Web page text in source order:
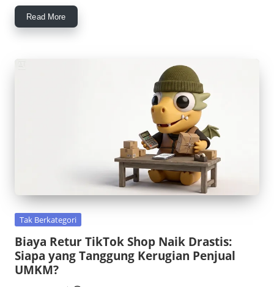
Read More
Posted
Tak Berkategori
Biaya Retur TikTok Shop Naik Drastis:
Siapa yang Tanggung Kerugian Penjual
UMKM?